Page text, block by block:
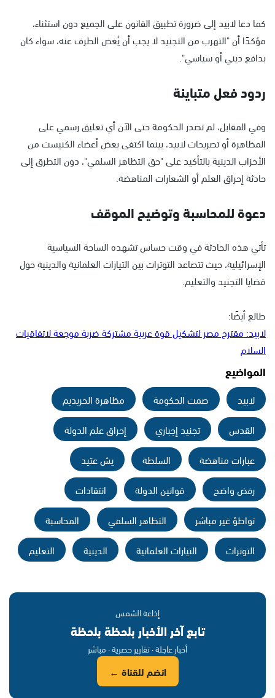
كما دعا لابيد إلى ضرورة تطبيق القانون على الجميع دون استثناء،
مؤكدًا أن "التهرب من التجنيد لا يجب أن يُغض الطرف عنه، سواء كان
بدافع ديني أو سياسي".
ردود فعل متباينة
وفي المقابل، لم تصدر الحكومة حتى الآن أي تعليق رسمي على
المظاهرة أو تصريحات لابيد، بينما اكتفى بعض أعضاء الكنيست من
الأحزاب الدينية بالتأكيد على "حق التظاهر السلمي"، دون التطرق إلى
حادثة إحراق العلم أو الشعارات المناهضة.
دعوة للمحاسبة وتوضيح الموقف
تأتي هذه الحادثة في وقت حساس تشهده الساحة السياسية
الإسرائيلية، حيث تتصاعد التوترات بين التيارات العلمانية والدينية حول
قضايا التجنيد والتعليم.
طالع أيضًا:
لابيد: مقترح مصر لتشكيل قوة عربية مشتركة ضربة موجعة لاتفاقيات
السلام
المواضيع
لابيد صمت الحكومة
مظاهرة الحريديم
القدس
تجنيد إجباري
إحراق علم الدولة
عبارات مناهضة
السلطة
يش عتيد
رفض واضح
قوانين الدولة
انتقادات
تواطؤ غير مباشر
التظاهر السلمي
المحاسبة
التوترات
التيارات العلمانية الدينية التعليم
إذاعة الشمس
تابع آخر الأخبار بلحظة بلحظة
أخبار عاجلة · تقارير حصرية · مباشر
انضم للقناة ←